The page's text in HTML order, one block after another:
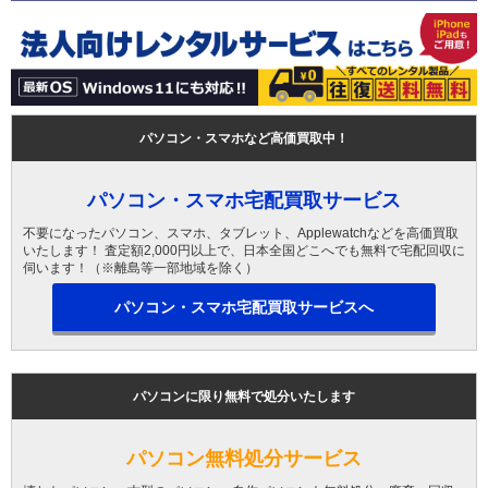
パソコン・スマホなど高価買取中！
パソコン・スマホ宅配買取サービス
不要になったパソコン、スマホ、タブレット、Applewatchなどを高価買取
いたします！ 査定額2,000円以上で、日本全国どこへでも無料で宅配回収に
伺います！（※離島等一部地域を除く）
パソコン・スマホ宅配買取サービスへ
パソコンに限り無料で処分いたします
パソコン無料処分サービス